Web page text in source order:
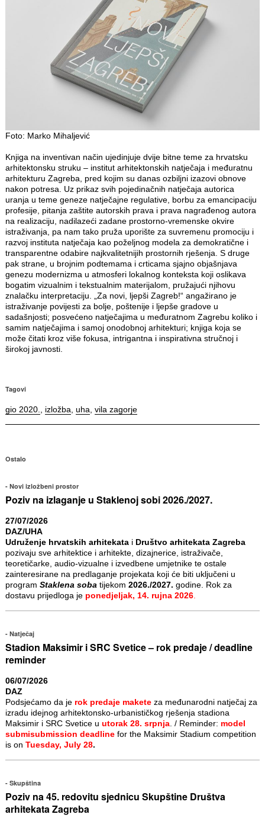
Foto: Marko Mihaljević
Knjiga na inventivan način ujedinjuje dvije bitne teme za hrvatsku
arhitektonsku struku – institut arhitektonskih natječaja i međuratnu
arhitekturu Zagreba, pred kojim su danas ozbiljni izazovi obnove
nakon potresa. Uz prikaz svih pojedinačnih natječaja autorica
uranja u teme geneze natječajne regulative, borbu za emancipaciju
profesije, pitanja zaštite autorskih prava i prava nagrađenog autora
na realizaciju, nadilazeći zadane prostorno-vremenske okvire
istraživanja, pa nam tako pruža uporište za suvremenu promociju i
razvoj instituta natječaja kao poželjnog modela za demokratične i
transparentne odabire najkvalitetnijih prostornih rješenja. S druge
pak strane, u brojnim podtemama i crticama sjajno objašnjava
genezu modernizma u atmosferi lokalnog konteksta koji oslikava
bogatim vizualnim i tekstualnim materijalom, pružajući njihovu
znalačku interpretaciju. „Za novi, ljepši Zagreb!“ angažirano je
istraživanje povijesti za bolje, poštenije i ljepše gradove u
sadašnjosti; posvećeno natječajima u međuratnom Zagrebu koliko i
samim natječajima i samoj onodobnoj arhitekturi; knjiga koja se
može čitati kroz više fokusa, intrigantna i inspirativna stručnoj i
širokoj javnosti.
Tagovi
gio 2020. izložba uha vila zagorje
Ostalo
Novi izložbeni prostor
Poziv na izlaganje u Staklenoj sobi 2026./2027.
27/07/2026
DAZ/UHA
Udruženje hrvatskih arhitekatai Društvo arhitekata Zagreba
pozivaju sve arhitektice i arhitekte, dizajnerice, istraživače,
teoretičarke, audio-vizualne i izvedbene umjetnike te ostale
zainteresirane na predlaganje projekata koji će biti uključeni u
program Staklena soba tijekom 2026./2027. godine. Rok za
dostavu prijedloga je ponedjeljak, 14. rujna 2026.
Natječaj
Stadion Maksimir i SRC Svetice – rok predaje / deadline
reminder
06/07/2026
DAZ
Podsjećamo da je rok predaje maketeza međunarodni natječaj za
izradu idejnog arhitektonsko-urbanističkog rješenja stadiona
Maksimir i SRC Svetice u utorak 28. srpnja. / Reminder: model
submisubmission deadlinefor the Maksimir Stadium competition
is on Tuesday, July 28.
Skupština
Poziv na 45. redovitu sjednicu Skupštine Društva
arhitekata Zagreba